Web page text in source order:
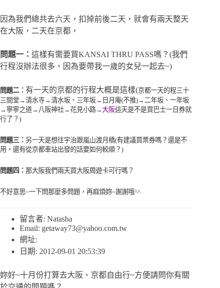
因為我們總共去六天，扣掉前後二天，就會有兩天整天
在大阪，二天在京都，
問題一： 這樣有需要買KANSAI THRU PASS嗎？(我們
行程沒辦法很多，因為要帶我一歲的女兒一起去~)
問題二： 有一天的京都的行程大概是這樣(京都一天的程三十
三間堂→清水寺→清水坂、三年坂→日月庵(不推)→二年坂、一年坂
→寧寧之道→八阪神社→花見小路→大阪這天是不是買巴士一日券就
行了？)
問題三： 另一天是想往宇治跟嵐山渡月橋(有建議買票券嗎？還是不
用，還有從京都車站出發的話要如何較順？)
問題四： 那大阪我們兩天買大阪周遊卡可行嗎？
不好意思~一下問那麼多問題，再麻煩妳~謝謝哦^^
留言者: Natasha
Email: getaway73@yahoo.com.tw
網址:
日期: 2012-09-01 20:53:39
妳好~十月份打算去大阪、京都自由行~方便請問你有關